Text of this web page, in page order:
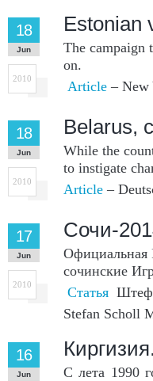
Estonian
18
Jun
2010
The campaign
on.
Article – New
Belarus,
18
Jun
2010
While the
to instigate
Article –
Сочи-
17
Jun
2010
Официальная
сочинские
Статья
Stefan Scholl
16
Jun
С лета 1990